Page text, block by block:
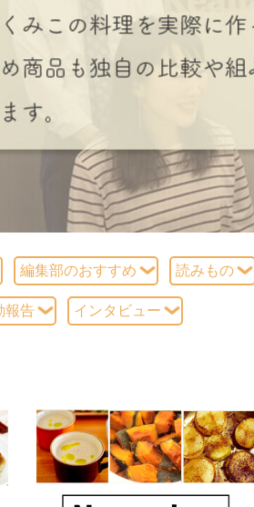
編集部のおすすめ 読みもの
報告 インタビュー